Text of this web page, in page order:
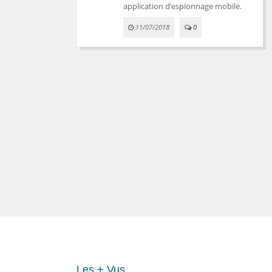
application d’espionnage mobile.
11/07/2018 0
Les + Vus